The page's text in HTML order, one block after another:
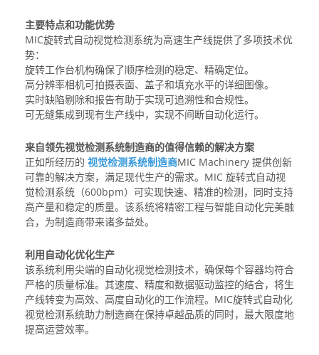
主要特点和功能优势
MIC旋转式自动视觉检测系统为高速生产线提供了多项技术优
势：
旋转工作台机构确保了顺序检测的稳定、精确定位。
高分辨率相机可拍摄表面、盖子和填充水平的详细图像。
实时缺陷剔除和报告有助于实现可追溯性和合规性。
可无缝集成到现有生产线中，实现不间断自动化运行。
来自领先视觉检测系统制造商的值得信赖的解决方案
正如所经历的 视觉检测系统制造商MIC Machinery 提供创新
可靠的解决方案，满足现代生产的需求。MIC 旋转式自动视
觉检测系统（600bpm）可实现快速、精准的检测，同时支持
高产量和稳定的质量。该系统将精密工程与智能自动化完美融
合，为制造商带来诸多益处。
利用自动化优化生产
该系统利用尖端的自动化视觉检测技术，确保每个容器均符合
严格的质量标准。其速度、精度和数据驱动监控的结合，将生
产线转变为高效、高度自动化的工作流程。MIC旋转式自动化
视觉检测系统助力制造商在保持卓越品质的同时，最大限度地
提高运营效率。